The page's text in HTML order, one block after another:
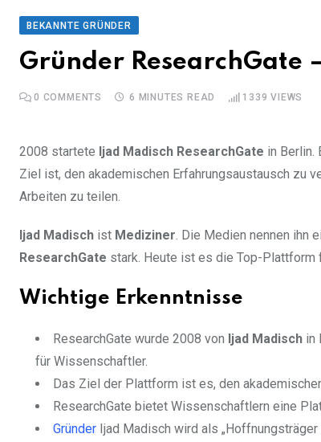
BEKANNTE GRÜNDER
Gründer ResearchGate
0 COMMENTS 6 MINUTES READ 1339 VIEWS
2008 startete Ijad Madisch ResearchGate in
Ziel ist, den akademischen Erfahrungsaustausch zu
Arbeiten zu teilen.
Ijad Madisch ist Mediziner. Die Medien nennen ihn
ResearchGate stark. Heute ist es die Top-Plattform
Wichtige Erkenntnisse
ResearchGate wurde 2008 von Ijad Madisch in
für Wissenschaftler.
Das Ziel der Plattform ist es, den
ResearchGate bietet Wissenschaftlern eine
Gründer Ijad Madisch wird als